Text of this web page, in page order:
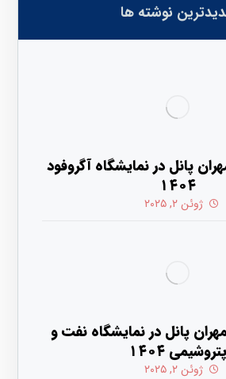
نوشته ها
پانل در نمایشگاه آگروفود
۱۴۰۴
ژوئن ۲, ۲۰۲۵
پانل در نمایشگاه نفت و
پتروشیمی ۱۴۰۴
ژوئن ۲, ۲۰۲۵